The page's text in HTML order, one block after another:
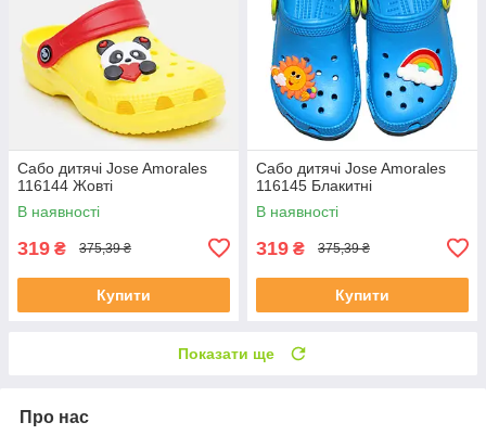
Сабо дитячі Jose Amorales
116144 Жовті
В наявності
319 ₴ 375,39 ₴
Купити
Сабо дитячі Jose Amorales
116145 Блакитні
В наявності
319 ₴ 375,39 ₴
Купити
Показати ще
Про нас